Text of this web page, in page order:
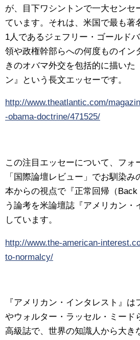
が、目下ワシントンで一大センセ
ています。それは、米国で最も著
1人であるジェフリー・ゴールド
領や政権幹部らへの何度ものイン
きのオバマ外交を包括的に描いた
ン』という長文エッセーです。
http://www.theatlantic.com/
-obama-doctrine/471525/
この注目エッセーについて、フォ
「国際論壇レビュー」でお馴染み
本からの視点で『正常回帰（
う論考を米論壇誌『アメリカン・
しています。
http://www.the-american-
to-normalcy/
『アメリカン・インタレスト』
やウォルター・ラッセル・ミード
高級誌で、世界の知識人から大き